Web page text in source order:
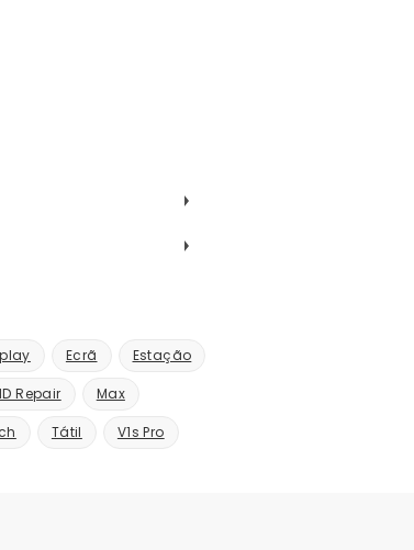
Ecrã Estação
Repair Max
Tátil V1s Pro